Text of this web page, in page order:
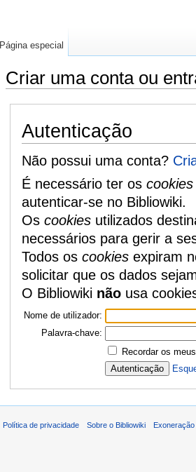
Criar uma conta ou
Autenticação
Não possui uma conta?
É necessário ter os cookies
autenticar-se no Bibliowiki.
Os cookiesutilizados
necessários para gerir a
Todos os cookiesexpiram
solicitar que os dados
O Bibliowiki nãousa
Nome de utilizador:
Palavra-chave:
Recordar os
Página especial
Política de privacidade Sobre o Bibliowiki